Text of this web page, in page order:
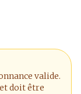
valide.
doit être